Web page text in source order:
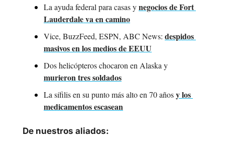
La ayuda federal para casas y negocios de Fort
Lauderdale va en camino
Vice, BuzzFeed, ESPN, ABC News: despidos
masivos en los medios de EEUU
murieron tres soldados
La sífilis en su punto más alto en 70 años y los
medicamentos escasean
De nuestros aliados: